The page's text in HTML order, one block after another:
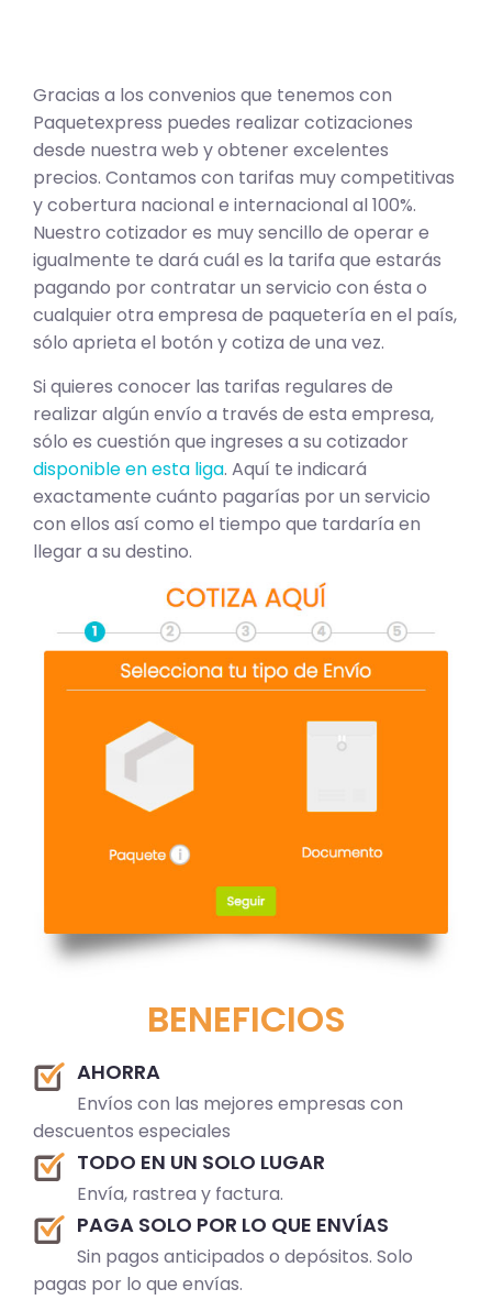
Gracias a los convenios que tenemos con
Paquetexpress puedes realizar cotizaciones
desde nuestra web y obtener excelentes
precios. Contamos con tarifas muy competitivas
y cobertura nacional e internacional al 100%.
Nuestro cotizador es muy sencillo de operar e
igualmente te dará cuál es la tarifa que estarás
pagando por contratar un servicio con ésta o
cualquier otra empresa de paquetería en el país,
sólo aprieta el botón y cotiza de una vez.
Si quieres conocer las tarifas regulares de
realizar algún envío a través de esta empresa,
sólo es cuestión que ingreses a su cotizador
disponible en esta liga. Aquí te indicará
exactamente cuánto pagarías por un servicio
con ellos así como el tiempo que tardaría en
llegar a su destino.
BENEFICIOS
AHORRA
Envíos con las mejores empresas con
descuentos especiales
TODO EN UN SOLO LUGAR
Envía, rastrea y factura.
PAGA SOLO POR LO QUE ENVÍAS
Sin pagos anticipados o depósitos. Solo
pagas por lo que envías.